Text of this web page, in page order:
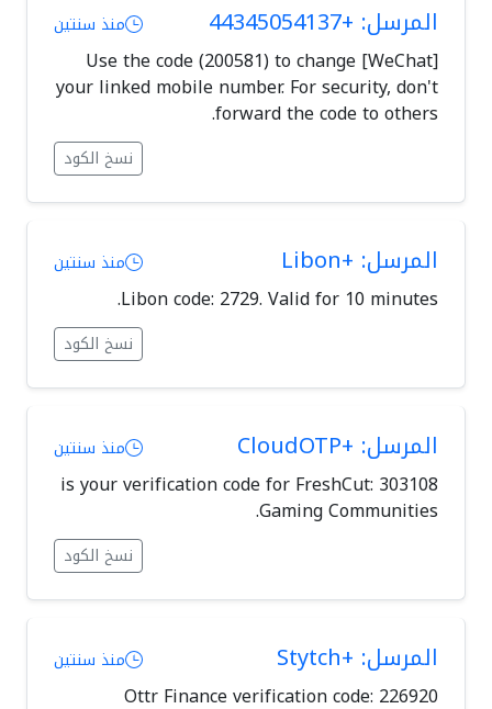
المرسل: +44345054137 منذ سنتين
[WeChat] Use the code (200581) to change
your linked mobile number. For security, don't
forward the code to others.
نسخ الكود
المرسل: +Libon منذ سنتين
Libon code: 2729. Valid for 10 minutes.
نسخ الكود
المرسل: +CloudOTP منذ سنتين
303108 is your verification code for FreshCut:
Gaming Communities.
نسخ الكود
المرسل: +Stytch منذ سنتين
Ottr Finance verification code: 226920